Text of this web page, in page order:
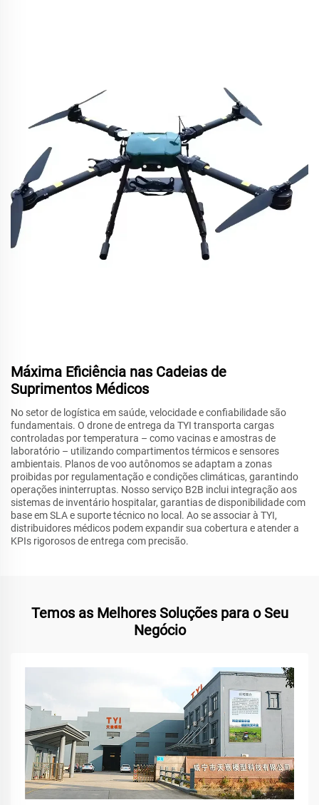
Máxima Eficiência nas Cadeias de
Suprimentos Médicos
No setor de logística em saúde, velocidade e confiabilidade são
fundamentais. O drone de entrega da TYI transporta cargas
controladas por temperatura – como vacinas e amostras de
laboratório – utilizando compartimentos térmicos e sensores
ambientais. Planos de voo autônomos se adaptam a zonas
proibidas por regulamentação e condições climáticas, garantindo
operações ininterruptas. Nosso serviço B2B inclui integração aos
sistemas de inventário hospitalar, garantias de disponibilidade com
base em SLA e suporte técnico no local. Ao se associar à TYI,
distribuidores médicos podem expandir sua cobertura e atender a
KPIs rigorosos de entrega com precisão.
Temos as Melhores Soluções para o Seu
Negócio